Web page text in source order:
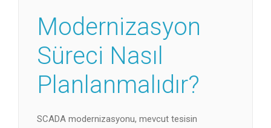
Modernizasyon
Süreci Nasıl
Planlanmalıdır?
SCADA modernizasyonu, mevcut tesisin